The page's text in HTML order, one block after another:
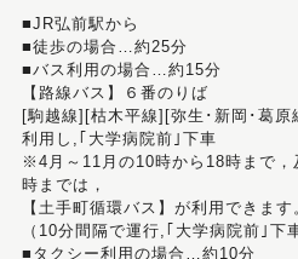
■JR弘前駅から
■徒歩の場合…約25分
■バス利用の場合…約15分
【路線バス】６番のりば
[駒越線][枯木平線][弥生･新岡･葛
利用し,｢大学病院前｣下車
※4月～11月の10時から18時まで
時までは，
【土手町循環バス】が利用できます
（10分間隔で運行,｢大学病院前｣下
■タクシー利用の場合…約10分